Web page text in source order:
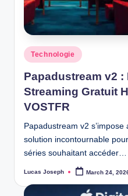
w
Posted
in
Technologie
Papadustream v2 :
Streaming Gratuit
VOSTFR
Papadustream v2 s’impose
solution incontournable
séries souhaitant accéder…
Posted
Lucas Joseph March 24,
Tags: